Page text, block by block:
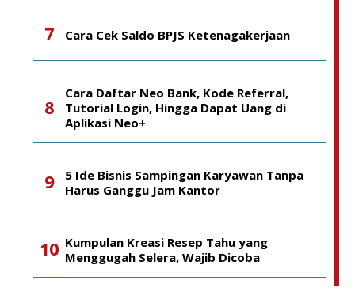
Cara Cek Saldo BPJS Ketenagakerjaan
Cara Daftar Neo Bank, Kode Referral,
Tutorial Login, Hingga Dapat Uang di
Aplikasi Neo+
5 Ide Bisnis Sampingan Karyawan Tanpa
Harus Ganggu Jam Kantor
Kumpulan Kreasi Resep Tahu yang
Menggugah Selera, Wajib Dicoba